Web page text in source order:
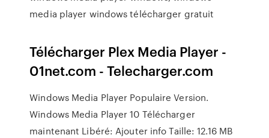
media player windows télécharger gratuit
Télécharger Plex Media Player -
01net.com - Telecharger.com
Windows Media Player Populaire Version.
Windows Media Player 10 Télécharger
maintenant Libéré: Ajouter info Taille: 12.16 MB